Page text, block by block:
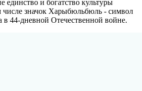
и богатство культуры
числе значок Харыбюльбюль - символ
44-дневной Отечественной войне.